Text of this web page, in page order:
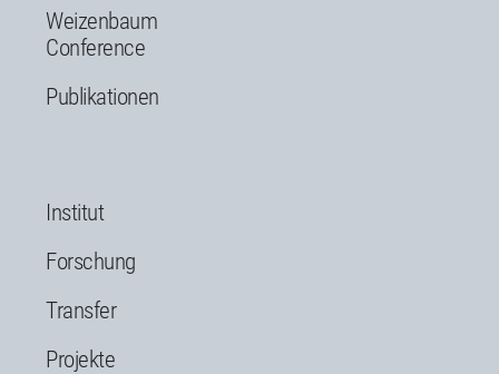
Weizenbaum
Conference
Publikationen
Institut
Forschung
Transfer
Projekte